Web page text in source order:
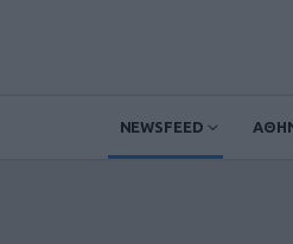
NEWSFEED